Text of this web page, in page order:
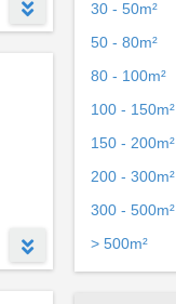
30 - 50m²
50 - 80m²
80 - 100m²
100 - 150m²
150 - 200m²
200 - 300m²
300 - 500m²
> 500m²